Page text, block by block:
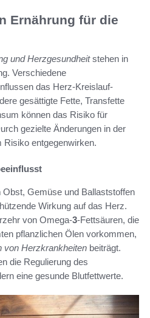
Ernährung für die
und Herzgesundheitstehen in
Verschiedene
das Herz-Kreislauf-
gesättigte Fette, Transfette
können das Risiko für
gezielte Änderungen in der
Risiko entgegenwirken.
Obst, Gemüse und Ballaststoffen
Wirkung auf das Herz.
von Omega-3-Fettsäuren, die
pflanzlichen Ölen vorkommen,
von Herzkrankheiten beiträgt.
die Regulierung des
eine gesunde Blutfettwerte.